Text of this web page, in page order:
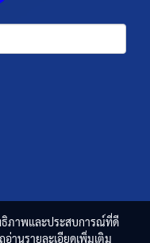
ธิภาพและประสบการณ์ที่ดี
อ่านรายละเอียดเพิ่มเติม